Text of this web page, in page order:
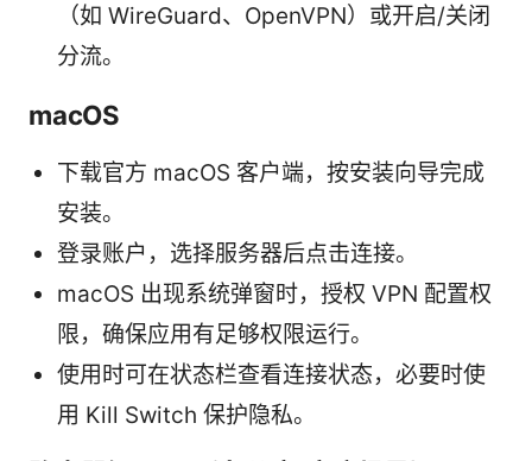
（如 WireGuard、OpenVPN）或开启/关闭
分流。
macOS
下载官方 macOS 客户端，按安装向导完成
安装。
登录账户，选择服务器后点击连接。
macOS 出现系统弹窗时，授权 VPN 配置权
限，确保应用有足够权限运行。
使用时可在状态栏查看连接状态，必要时使
用 Kill Switch 保护隐私。